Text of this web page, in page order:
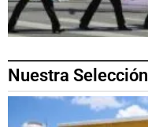
Nuestra Selección